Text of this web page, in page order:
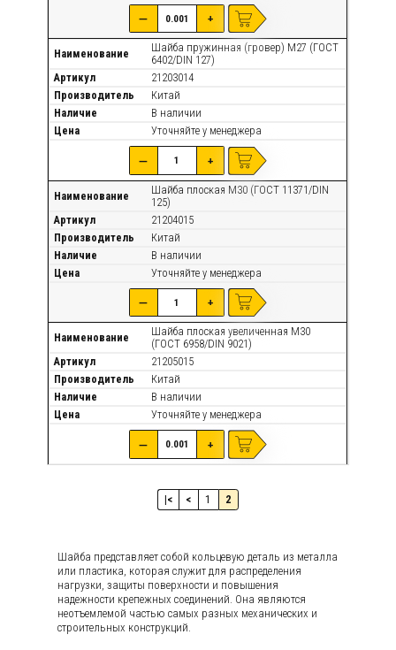
— +
Наименование
Шайба пружинная (гровер) М27 (ГОСТ
6402/DIN 127)
Артикул
21203014
Производитель
Китай
Наличие
В наличии
Цена
Уточняйте у менеджера
— +
Наименование
Шайба плоская М30 (ГОСТ 11371/DIN
125)
Артикул
21204015
Производитель
Китай
Наличие
В наличии
Цена
Уточняйте у менеджера
— +
Наименование
Шайба плоская увеличенная М30
(ГОСТ 6958/DIN 9021)
Артикул
21205015
Производитель
Китай
Наличие
В наличии
Цена
Уточняйте у менеджера
— +
|< < 1 2
Шайба представляет собой кольцевую деталь из металла
или пластика, которая служит для распределения
нагрузки, защиты поверхности и повышения
надежности крепежных соединений. Она являются
неотъемлемой частью самых разных механических и
строительных конструкций.